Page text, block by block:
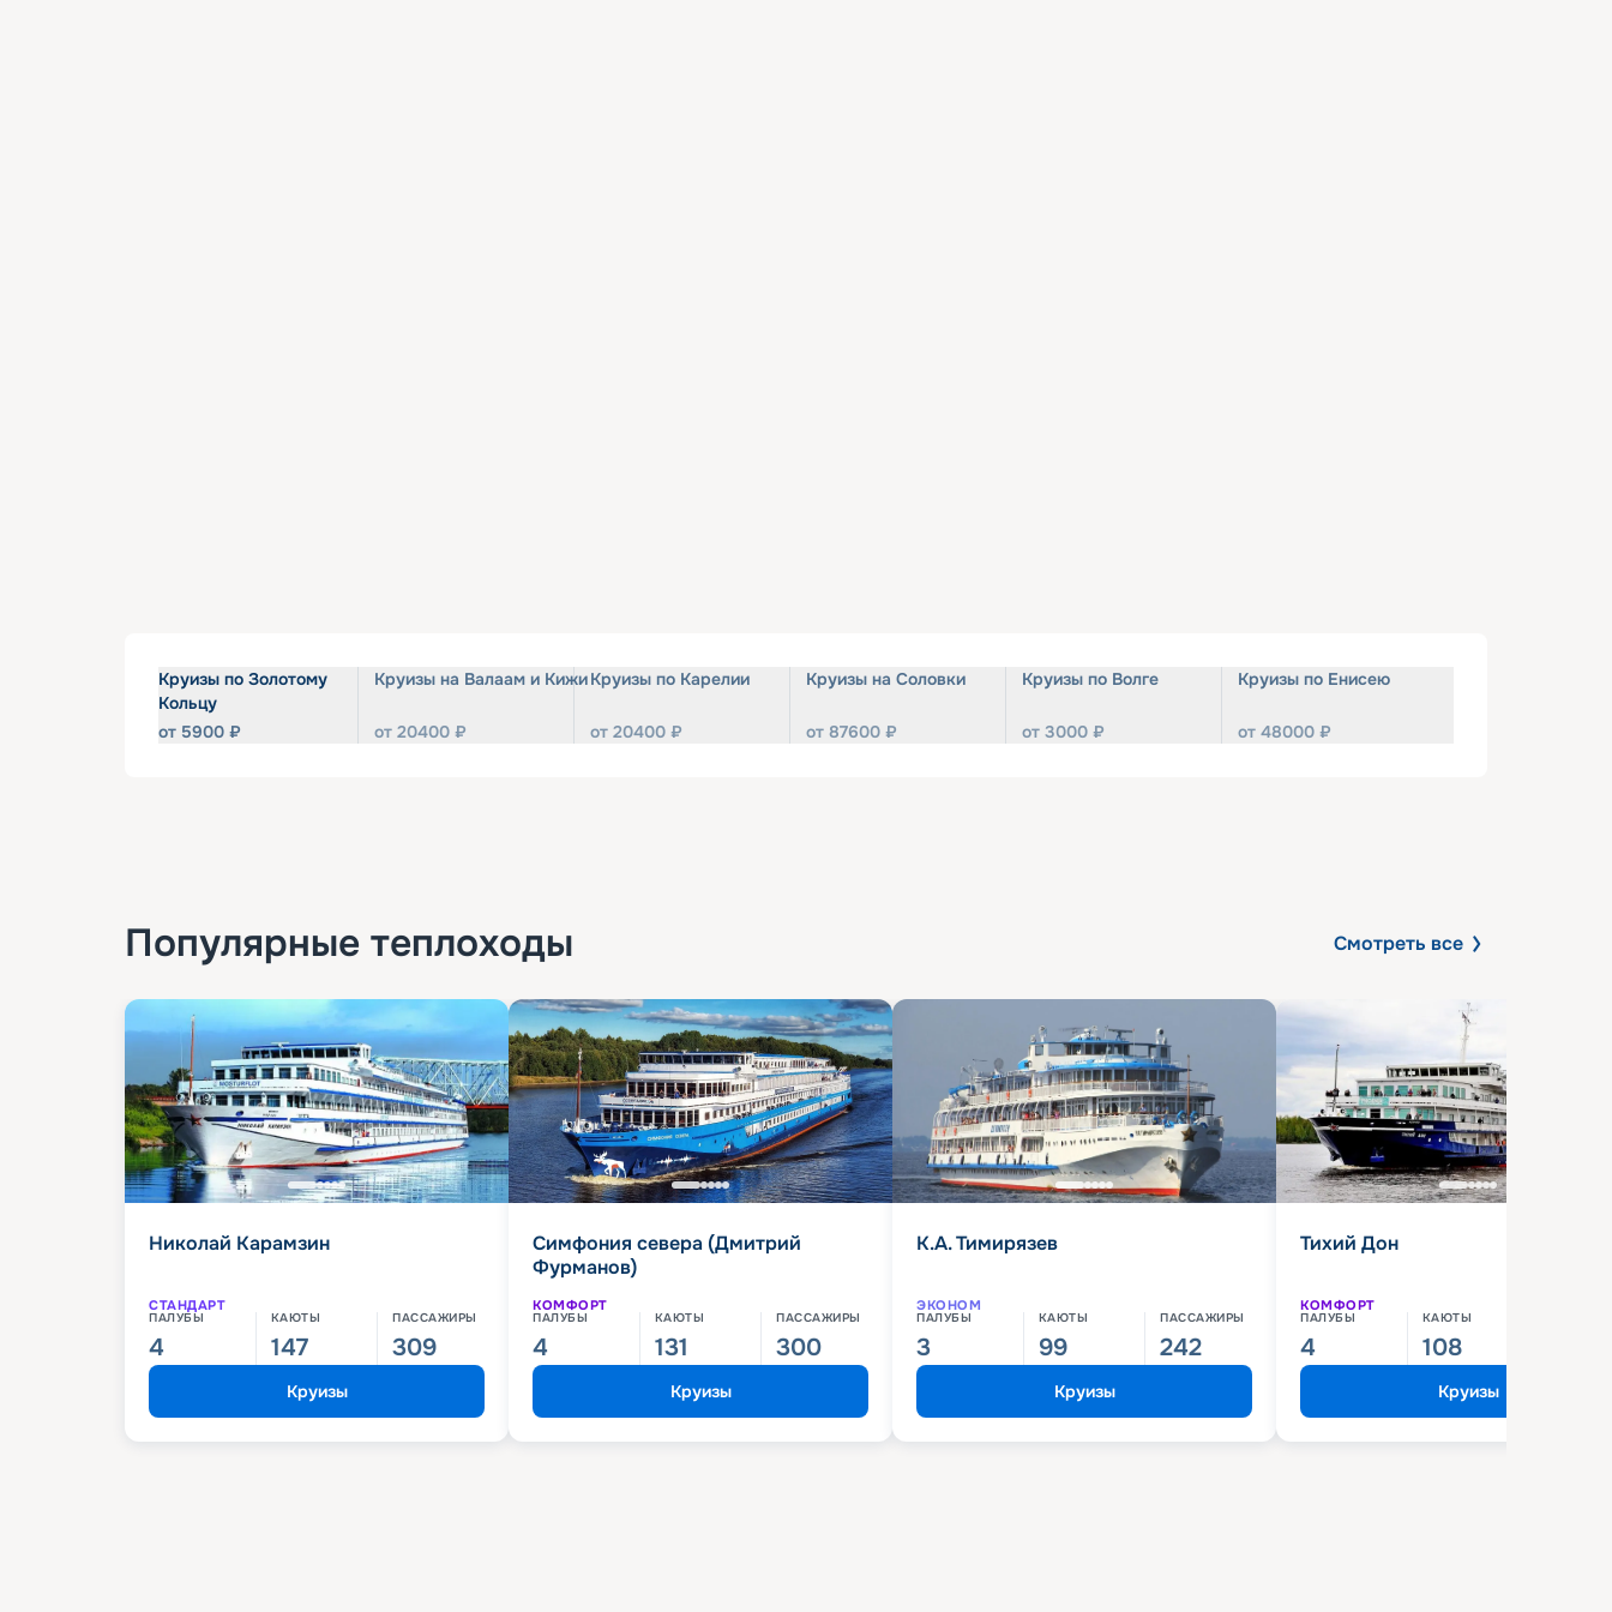
Круизы по Золотому
Кольцу
от 5900 ₽
Круизы на Валаам и Кижи
от 20400 ₽
Круизы по Карелии
от 20400 ₽
Круизы на Соловки
от 87600 ₽
Круизы по Волге
от 3000 ₽
Круизы по Енисею
от 48000 ₽
Популярные теплоходы Смотреть все
Николай Карамзин
СТАНДАРТ
ПАЛУБЫ
4
КАЮТЫ
147
ПАССАЖИРЫ
309
Круизы
Симфония севера (Дмитрий
Фурманов)
КОМФОРТ
ПАЛУБЫ
4
КАЮТЫ
131
ПАССАЖИРЫ
300
Круизы
К.А. Тимирязев
ЭКОНОМ
ПАЛУБЫ
3
КАЮТЫ
99
ПАССАЖИРЫ
242
Круизы
Тихий Дон
КОМФОРТ
ПАЛУБЫ
4
КАЮТЫ
108
Круизы